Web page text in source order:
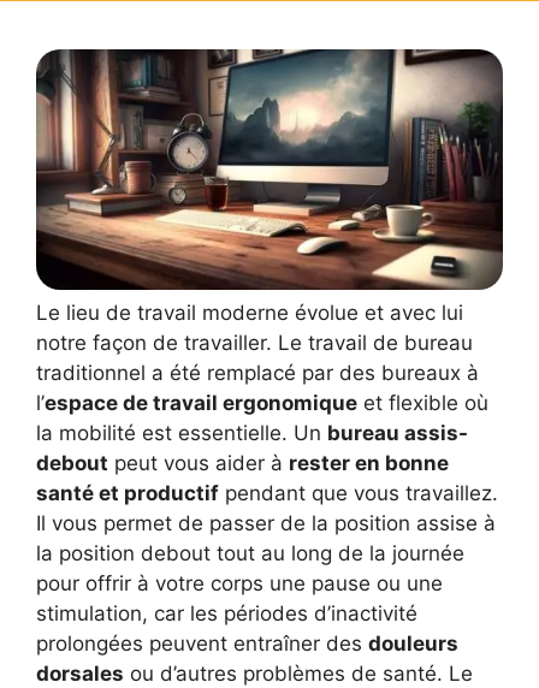
Le lieu de travail moderne évolue et avec lui
notre façon de travailler. Le travail de bureau
traditionnel a été remplacé par des bureaux à
l’espace de travail ergonomique et flexible où
la mobilité est essentielle. Un bureau assis-
debout peut vous aider à rester en bonne
santé et productif pendant que vous travaillez.
Il vous permet de passer de la position assise à
la position debout tout au long de la journée
pour offrir à votre corps une pause ou une
stimulation, car les périodes d’inactivité
prolongées peuvent entraîner des douleurs
dorsales ou d’autres problèmes de santé. Le